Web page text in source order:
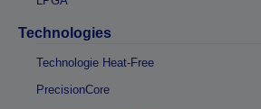
Technologies
Technologie Heat-Free
PrecisionCore